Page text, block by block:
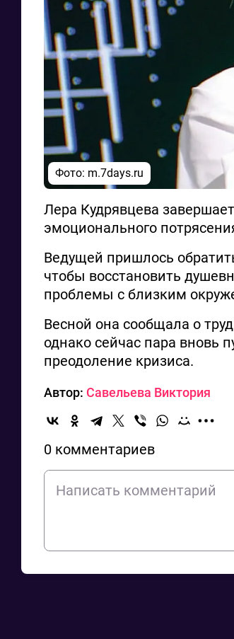
Фото: m.7days.ru
Лера Кудрявцева
эмоционального
Ведущей пришлось
чтобы восстановить
проблемы с близким
Весной она сообщала о
однако сейчас пара вновь
преодоление кризиса.
Автор: Савельева Виктория
0 комментариев